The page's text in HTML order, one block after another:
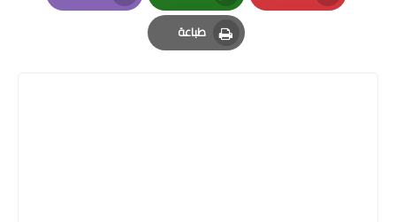
Pinterest
Whatsapp
Email
طباعة
Print